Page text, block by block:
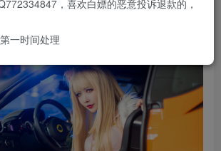
，喜欢白嫖的恶意投诉退款的，
一时间处理